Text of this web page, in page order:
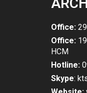
Office:
Office:
HCM
Hotline:
Skype: